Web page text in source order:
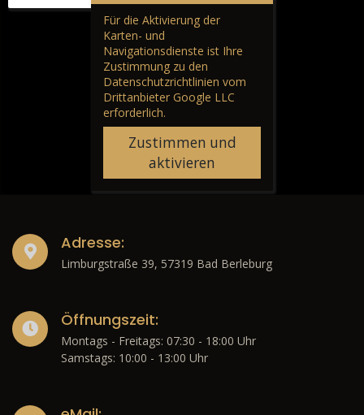
Für die Aktivierung der
Karten- und
Navigationsdienste ist Ihre
Zustimmung zu den
Datenschutzrichtlinien vom
Drittanbieter Google LLC
erforderlich.
Zustimmen und
aktivieren
Adresse:
Limburgstraße 39, 57319 Bad Berleburg
Öffnungszeit:
Montags - Freitags: 07:30 - 18:00 Uhr
Samstags: 10:00 - 13:00 Uhr